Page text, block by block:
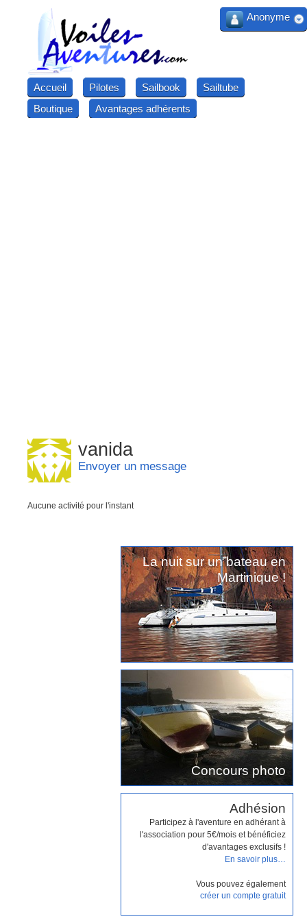
Accueil Pilotes Sailbook
Sailtube
Boutique
Avantages adhérents
vanida
Envoyer un message
Aucune activité pour l'instant
La nuit sur un bateau en
Martinique !
Concours photo
Adhésion
Participez à l'aventure en adhérant à
l'association pour 5€/mois et bénéficiez
d'avantages exclusifs !
En savoir plus…
Vous pouvez également
créer un compte gratuit
Anonyme